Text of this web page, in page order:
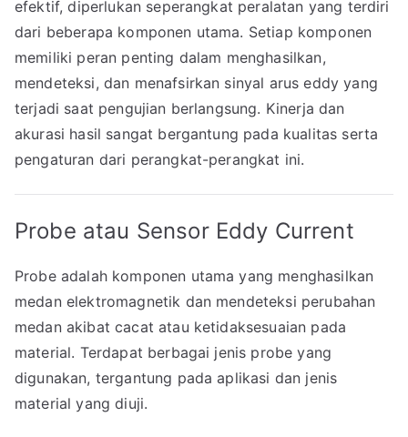
efektif, diperlukan seperangkat peralatan yang terdiri
dari beberapa komponen utama. Setiap komponen
memiliki peran penting dalam menghasilkan,
mendeteksi, dan menafsirkan sinyal arus eddy yang
terjadi saat pengujian berlangsung. Kinerja dan
akurasi hasil sangat bergantung pada kualitas serta
pengaturan dari perangkat-perangkat ini.
Probe atau Sensor Eddy Current
Probe adalah komponen utama yang menghasilkan
medan elektromagnetik dan mendeteksi perubahan
medan akibat cacat atau ketidaksesuaian pada
material. Terdapat berbagai jenis probe yang
digunakan, tergantung pada aplikasi dan jenis
material yang diuji.